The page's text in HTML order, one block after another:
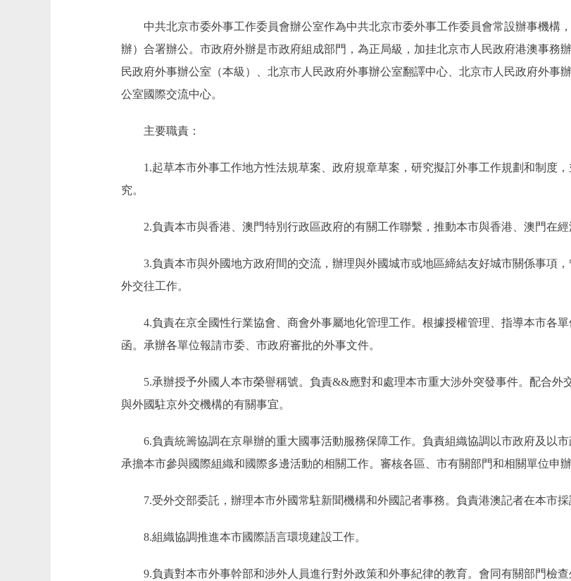
中共北京市委外事工作委員會辦公室作為中共北京市委外事工作委員會常設辦事機構
辦）合署辦公。市政府外辦是市政府組成部門，為正局級，加挂北京市人民政府港澳事務
民政府外事辦公室（本級）、北京市人民政府外事辦公室翻譯中心、北京市人民政府外事
公室國際交流中心。
主要職責：
1.起草本市外事工作地方性法規草案、政府規章草案，研究擬訂外事工作規劃和制度
究。
2.負責本市與香港、澳門特別行政區政府的有關工作聯繫，推動本市與香港、澳門在
3.負責本市與外國地方政府間的交流，辦理與外國城市或地區締結友好城市關係事項
外交往工作。
4.負責在京全國性行業協會、商會外事屬地化管理工作。根據授權管理、指導本市各
函。承辦各單位報請市委、市政府審批的外事文件。
5.承辦授予外國人本市榮譽稱號。負責&&應對和處理本市重大涉外突發事件。配合外
與外國駐京外交機構的有關事宜。
6.負責統籌協調在京舉辦的重大國事活動服務保障工作。負責組織協調以市政府及以
承擔本市參與國際組織和國際多邊活動的相關工作。審核各區、市有關部門和相關單位申
7.受外交部委託，辦理本市外國常駐新聞機構和外國記者事務。負責港澳記者在本市採
8.組織協調推進本市國際語言環境建設工作。
9.負責對本市外事幹部和涉外人員進行對外政策和外事紀律的教育。會同有關部門檢